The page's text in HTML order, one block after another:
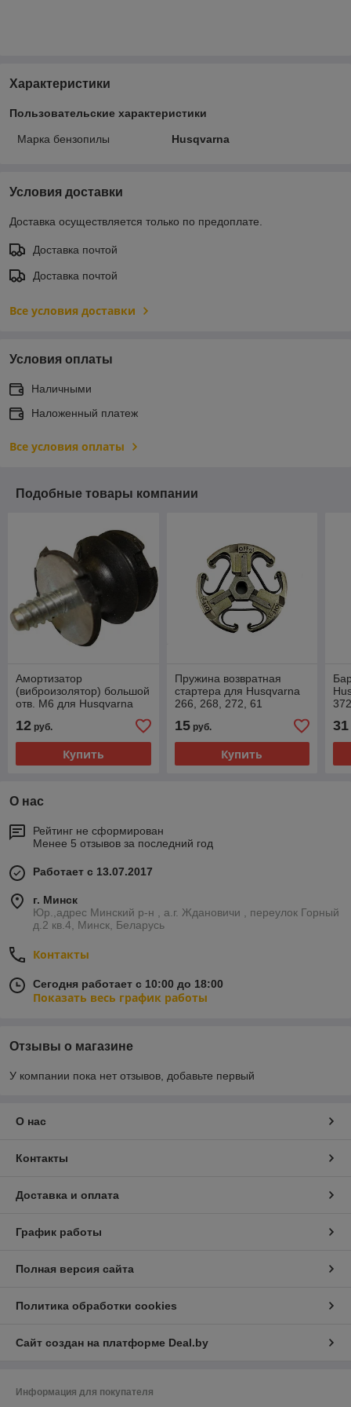
Характеристики
Пользовательские характеристики
Марка бензопилы Husqvarna
Условия доставки
Доставка осуществляется только по предоплате.
Доставка почтой
Доставка почтой
Все условия доставки
Условия оплаты
Наличными
Наложенный платеж
Все условия оплаты
Подобные товары компании
Амортизатор
(виброизолятор) большой
отв. М6 для Husqvarna
Jonsered 625, 630, 670
12 руб.
Купить
Пружина возвратная
стартера для Husqvarna
266, 268, 272, 61
15руб.
Купить
31
О нас
Рейтинг не сформирован
Менее 5 отзывов за последний год
Работает с 13.07.2017
г. Минск
Юр.,адрес Минский р-н , а.г. Ждановичи , переулок Горный
д.2 кв.4, Минск, Беларусь
Контакты
Сегодня работает с 10:00 до 18:00
Показать весь график работы
Отзывы о магазине
У компании пока нет отзывов, добавьте первый
О нас
Контакты
Доставка и оплата
График работы
Полная версия сайта
Политика обработки cookies
Сайт создан на платформе Deal.by
Информация для покупателя